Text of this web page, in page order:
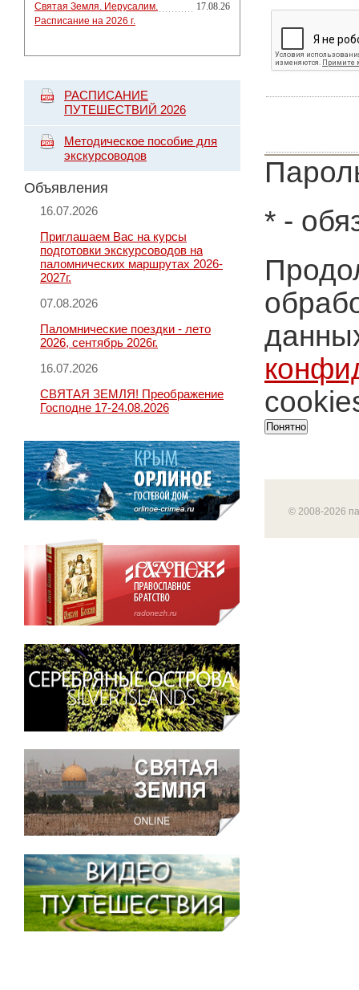
Святая Земля. Иерусалим.
Расписание на 2026 г.
17.08.26
РАСПИСАНИЕ
ПУТЕШЕСТВИЙ 2026
Методическое пособие для
экскурсоводов
Объявления
16.07.2026
Приглашаем Вас на курсы
подготовки экскурсоводов на
паломнических маршрутах 2026-
2027г.
07.08.2026
Паломнические поездки - лето
2026, сентябрь 2026г.
16.07.2026
СВЯТАЯ ЗЕМЛЯ! Преображение
Господне 17-24.08.2026
* -
Понятно
© 2008-2026